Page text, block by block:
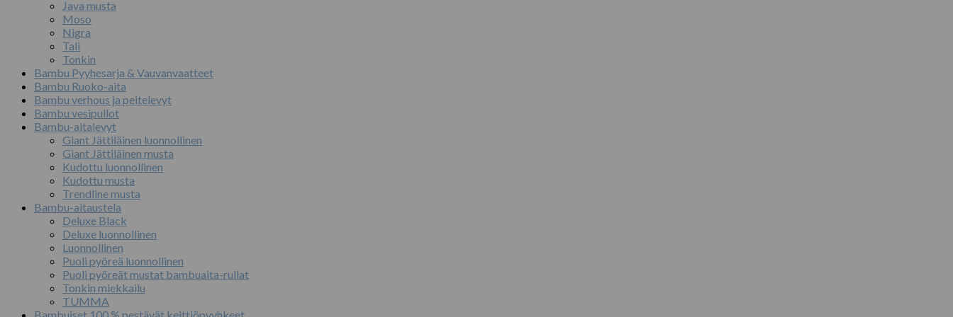
Java musta
Moso
Nigra
Tali
Tonkin
Bambu Pyyhesarja & Vauvanvaatteet
Bambu Ruoko-aita
Bambu verhous ja peitelevyt
Bambu vesipullot
Bambu-aitalevyt
Giant Jättiläinen luonnollinen
Giant Jättiläinen musta
Kudottu luonnollinen
Kudottu musta
Trendline musta
Bambu-aitaustela
Deluxe Black
Deluxe luonnollinen
Luonnollinen
Puoli pyöreä luonnollinen
Puoli pyöreät mustat bambuaita-rullat
Tonkin miekkailu
TUMMA